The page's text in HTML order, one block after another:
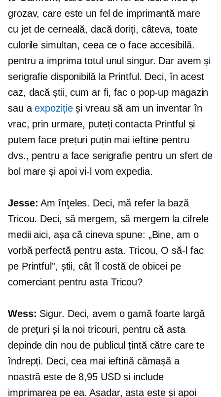
grozav, care este un fel de imprimantă mare
cu jet de cerneală, dacă doriți, câteva, toate
culorile simultan, ceea ce o face accesibilă.
pentru a imprima totul unul singur. Dar avem și
serigrafie disponibilă la Printful. Deci, în acest
caz, dacă știi, cum ar fi, fac o pop-up magazin
sau aexpozițieși vreau să am un inventar în
vrac, prin urmare, puteți contacta Printful și
putem face prețuri puțin mai ieftine pentru
dvs., pentru a face serigrafie pentru un sfert de
bol mare și apoi vi-l vom expedia.
Jesse: Am înţeles. Deci, mă refer la bază
Tricou. Deci, să mergem, să mergem la cifrele
medii aici, așa că cineva spune: „Bine, am o
vorbă perfectă pentru asta.Tricou, O să-l fac
pe Printful”, știi, cât îl costă de obicei pe
comerciant pentru asta Tricou?
Wess: Sigur. Deci, avem o gamă foarte largă
de prețuri și la noi tricouri, pentru că asta
depinde din nou de publicul țintă către care te
îndrepți. Deci, cea mai ieftină cămașă a
noastră este de 8,95 USD și include
imprimarea pe ea. Așadar, asta este și apoi